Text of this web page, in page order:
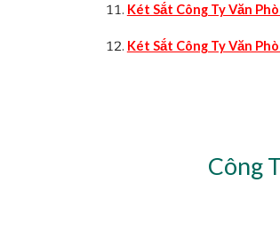
Két Sắt Công Ty Văn
Két Sắt Công Ty Văn
Công